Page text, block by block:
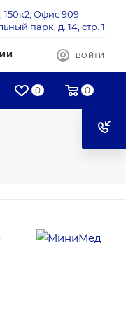
150к2, Офис 909
парк, д. 14, стр. 1
ВОЙТИ
0 0